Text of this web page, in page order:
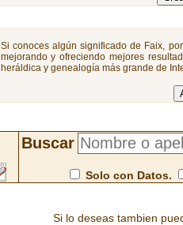
Si conoces algún significado de Faix,
mejorando y ofreciendo mejores
heráldica y genealogía más grande de
Buscar
Solo con Datos.
Si lo deseas tambien